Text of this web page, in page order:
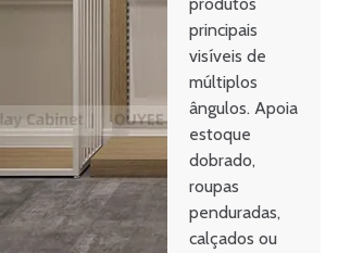
produtos
principais
visíveis de
múltiplos
ângulos. Apoia
estoque
dobrado,
roupas
penduradas,
calçados ou